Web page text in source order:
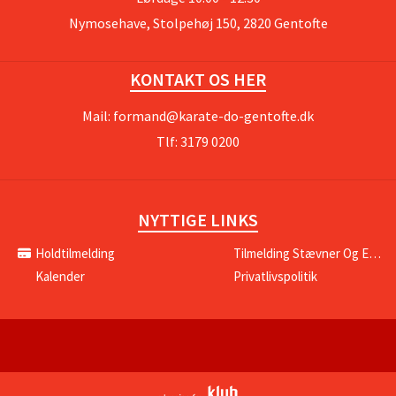
Nymosehave, Stolpehøj 150, 2820 Gentofte
KONTAKT OS HER
Mail: formand@karate-do-gentofte.dk
Tlf: 3179 0200
NYTTIGE LINKS
Holdtilmelding
Tilmelding Stævner Og Events
Kalender
Privatlivspolitik